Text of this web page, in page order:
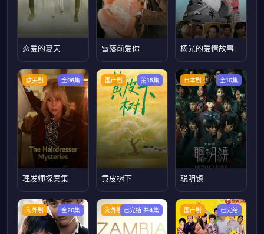
恋爱的夏天 雪落前爱你 杨光的爱情故事
欧美剧 全06集
理发师探案集
国产剧 第15集
黄皮树下
日本剧 全10集
聪明镇
海外剧 全20集 海外剧 已完结 共4集 国产剧 已完结